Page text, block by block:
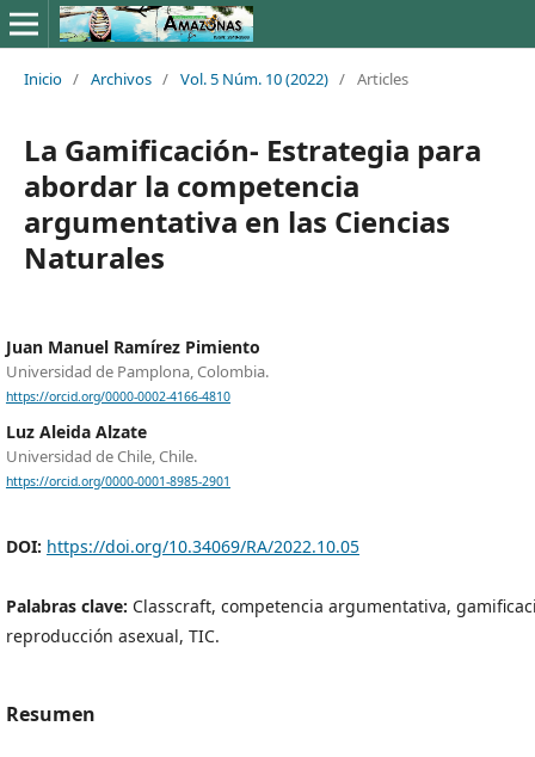
Inicio / Archivos / Vol. 5 Núm. 10 (2022) / Articles
La Gamificación- Estrategia para
abordar la competencia
argumentativa en las Ciencias
Naturales
Juan Manuel Ramírez Pimiento
Universidad de Pamplona, Colombia.
https://orcid.org/0000-0002-4166-4810
Luz Aleida Alzate
Universidad de Chile, Chile.
https://orcid.org/0000-0001-8985-2901
DOI: https://doi.org/10.34069/RA/2022.10.05
Palabras clave: Classcraft, competencia argumentativa,
reproducción asexual, TIC.
Resumen